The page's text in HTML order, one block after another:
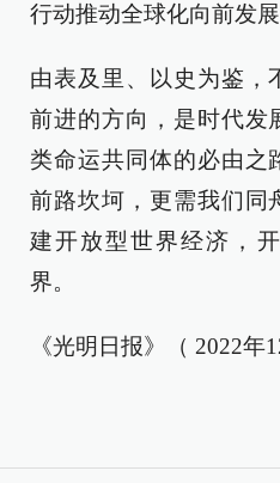
行动推动全球化向前发展
由表及里、以史为鉴，
前进的方向，是时代发
类命运共同体的必由之
前路坎坷，更需我们同
建开放型世界经济，
界。
《光明日报》（ 2022年